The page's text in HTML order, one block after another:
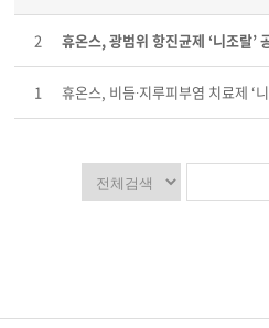
2 휴온스, 광범위 항진균제 ‘니조랄’
1 휴온스, 비듬∙지루피부염 치료제 ‘